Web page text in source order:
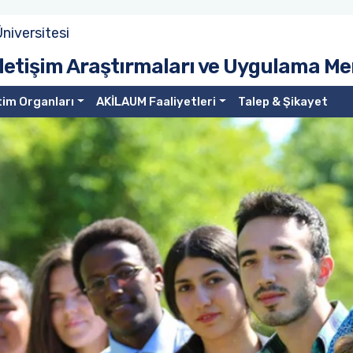
Araştırmaları ve Uygulama
Organları AKİLAUM Faaliyetleri Talep & Şikayet